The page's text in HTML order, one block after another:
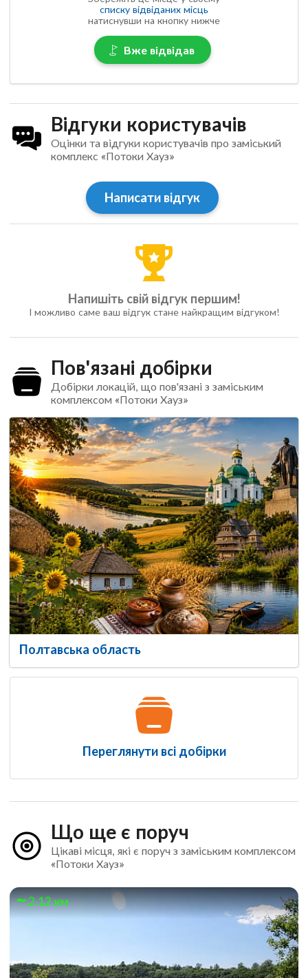
списку відвіданих місць
натиснувши на кнопку нижче
Вже відвідав
Відгуки користувачів
Оцінки та відгуки користувачів про заміський
комплекс «Потоки Хауз»
Написати відгук
Напишіть свій відгук першим!
І можливо саме ваш відгук стане найкращим відгуком!
Пов'язані добірки
Добірки локацій, що пов'язані з заміським
комплексом «Потоки Хауз»
Полтавська область
Переглянути всі добірки
Що ще є поруч
Цікаві місця, які є поруч з заміським комплексом
«Потоки Хауз»
2.12 км